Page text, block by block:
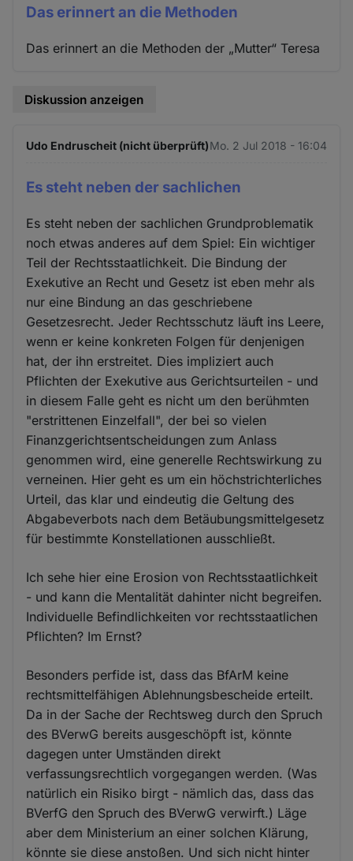
Das erinnert an die Methoden
Das erinnert an die Methoden der „Mutter“ Teresa
Diskussion anzeigen
Udo Endruscheit (nicht überprüft)Mo. 2 Jul 2018 - 16:04
Es steht neben der sachlichen
Es steht neben der sachlichen Grundproblematik
noch etwas anderes auf dem Spiel: Ein wichtiger
Teil der Rechtsstaatlichkeit. Die Bindung der
Exekutive an Recht und Gesetz ist eben mehr als
nur eine Bindung an das geschriebene
Gesetzesrecht. Jeder Rechtsschutz läuft ins Leere,
wenn er keine konkreten Folgen für denjenigen
hat, der ihn erstreitet. Dies impliziert auch
Pflichten der Exekutive aus Gerichtsurteilen - und
in diesem Falle geht es nicht um den berühmten
"erstrittenen Einzelfall", der bei so vielen
Finanzgerichtsentscheidungen zum Anlass
genommen wird, eine generelle Rechtswirkung zu
verneinen. Hier geht es um ein höchstrichterliches
Urteil, das klar und eindeutig die Geltung des
Abgabeverbots nach dem Betäubungsmittelgesetz
für bestimmte Konstellationen ausschließt.
Ich sehe hier eine Erosion von Rechtsstaatlichkeit
- und kann die Mentalität dahinter nicht begreifen.
Individuelle Befindlichkeiten vor rechtsstaatlichen
Pflichten? Im Ernst?
Besonders perfide ist, dass das BfArM keine
rechtsmittelfähigen Ablehnungsbescheide erteilt.
Da in der Sache der Rechtsweg durch den Spruch
des BVerwG bereits ausgeschöpft ist, könnte
dagegen unter Umständen direkt
verfassungsrechtlich vorgegangen werden. (Was
natürlich ein Risiko birgt - nämlich das, dass das
BVerfG den Spruch des BVerwG verwirft.) Läge
aber dem Ministerium an einer solchen Klärung,
könnte sie diese anstoßen. Und sich nicht hinter